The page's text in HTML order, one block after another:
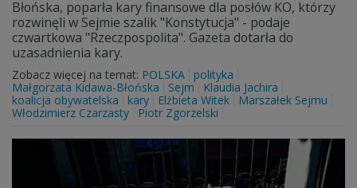
Błońska, poparła kary finansowe dla posłów KO, którzy
rozwinęli w Sejmie szalik "Konstytucja" - podaje
czwartkowa "Rzeczpospolita". Gazeta dotarła do
uzasadnienia kary.
Zobacz więcej na temat: POLSKA
polityka
Małgorzata Kidawa-Błońska
Sejm
Klaudia Jachira
koalicja obywatelska
kary Elżbieta Witek
Marszałek Sejmu
Włodzimierz Czarzasty
Piotr Zgorzelski